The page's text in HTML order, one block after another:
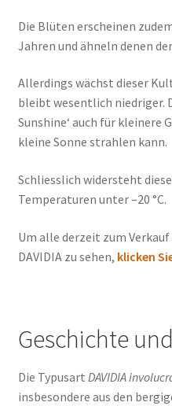
Die Blüten erscheinen
Jahren und ähneln denen
Allerdings wächst dieser
bleibt wesentlich niedriger.
Sunshine‘ auch für kleinere
kleine Sonne strahlen kann.
Schliesslich widersteht
Temperaturen unter –20 °C.
Um alle derzeit zum
DAVIDIA zu sehen, klicken
Geschichte
Die Typusart DAVIDIA
insbesondere aus den